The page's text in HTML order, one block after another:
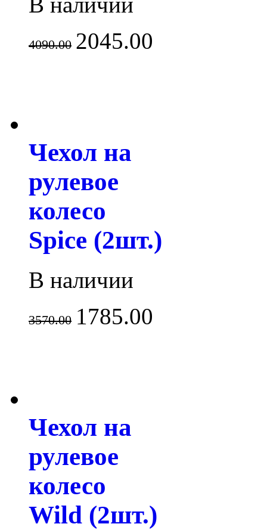
4090.00 2045.00
Чехол на
рулевое
колесо
Spice (2шт.)
В наличии
3570.00 1785.00
Чехол на
рулевое
колесо
Wild (2шт.)